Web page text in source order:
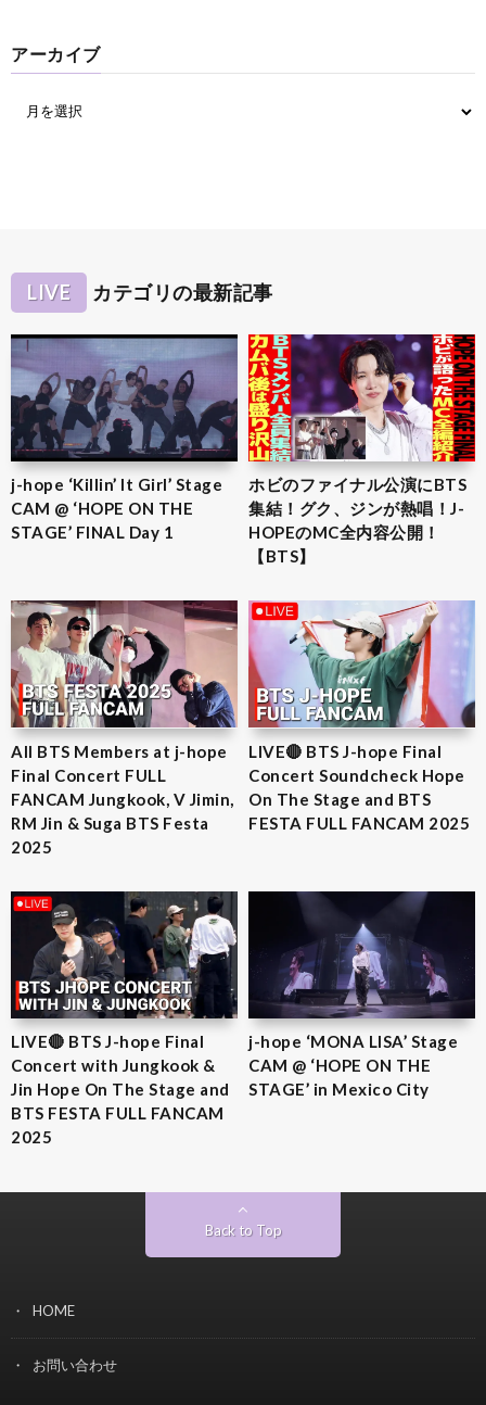
アーカイブ
LIVE カテゴリの最新記事
j-hope ‘Killin’ It Girl’ Stage
CAM @ ‘HOPE ON THE
STAGE’ FINAL Day 1
ホビのファイナル公演にBTS
集結！グク、ジンが熱唱！J-
HOPEのMC全内容公開！
【BTS】
All BTS Members at j-hope
Final Concert FULL
FANCAM Jungkook, V Jimin,
RM Jin & Suga BTS Festa
2025
LIVE🔴 BTS J-hope Final
Concert Soundcheck Hope
On The Stage and BTS
FESTA FULL FANCAM 2025
LIVE🔴 BTS J-hope Final
Concert with Jungkook &
Jin Hope On The Stage and
BTS FESTA FULL FANCAM
2025
j-hope ‘MONA LISA’ Stage
CAM @ ‘HOPE ON THE
STAGE’ in Mexico City
Back to Top
HOME
お問い合わせ